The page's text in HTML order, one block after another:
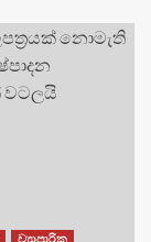
ව්‍යාපාරික